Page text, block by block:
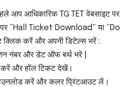
आप आधिकारिक TG TET
पर “Hall Ticket Download” या
क्लिक करें और अपनी डिटेल्स भरें :
नंबर और डेट ऑफ बर्थ भरे |
करें और हॉल टिकट देखें।
करें और कलर प्रिंटआउट लें।